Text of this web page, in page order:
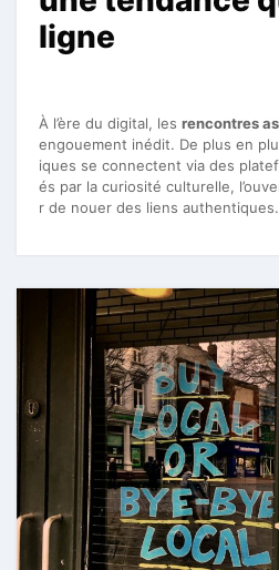
ligne
À l’ère du digital, les rencontres
engouement inédit. De plus en
iques se connectent via des
és par la curiosité culturelle,
r de nouer des liens